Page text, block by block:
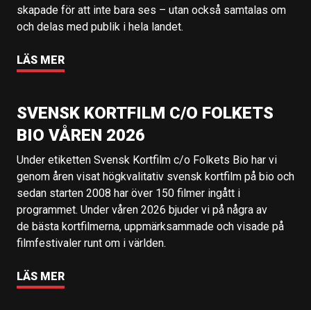
skapade för att inte bara ses – utan också samtalas om
och delas med publik i hela landet.
LÄS MER
SVENSK KORTFILM C/O FOLKETS
BIO VÅREN 2026
Under etiketten Svensk Kortfilm c/o Folkets Bio har vi
genom åren visat högkvalitativ svensk kortfilm på bio och
sedan starten 2008 har över 150 filmer ingått i
programmet. Under våren 2026 bjuder vi på några av
de bästa kortfilmerna, uppmärksammade och visade på
filmfestivaler runt om i världen.
LÄS MER